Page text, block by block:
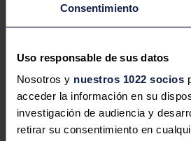
Consentimiento
Uso responsable de sus datos
Nosotros y nuestros 1022 socios
acceder la información en su
investigación de audiencia y
retirar su consentimiento en